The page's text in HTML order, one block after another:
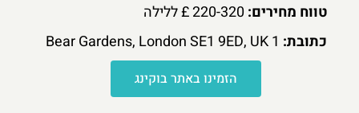
טווח מחירים: 220-320 £ ללילה
כתובת: 1 Bear Gardens, London SE1 9ED, UK
הזמינו באתר בוקינג